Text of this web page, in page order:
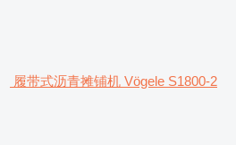
履带式沥青摊铺机 Vögele S1800-2